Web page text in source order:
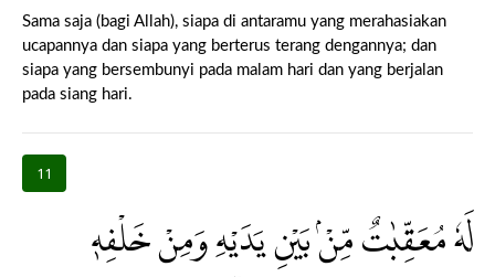
Sama saja (bagi Allah), siapa di antaramu yang merahasiakan
ucapannya dan siapa yang berterus terang dengannya; dan
siapa yang bersembunyi pada malam hari dan yang berjalan
pada siang hari.
11
لَهٗ مُعَقِّبٰتٌ مِّنْۢ بَيْنِ يَدَيْهِ وَمِنْ خَلْفِهٖ